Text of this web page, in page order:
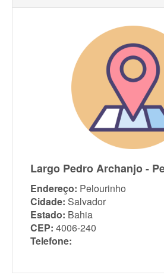
Largo Pedro Archanjo -
Endereço: Pelourinho
Cidade: Salvador
Estado: Bahia
CEP: 4006-240
Telefone: